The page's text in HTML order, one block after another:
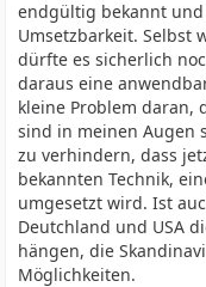
endgültig bekannt
Umsetzbarkeit. Selbst
dürfte es sicherlich
daraus eine
kleine Problem daran,
sind in meinen Augen
zu verhindern, dass
bekannten Technik,
umgesetzt wird. Ist
Deutchland und USA
hängen, die
Möglichkeiten.